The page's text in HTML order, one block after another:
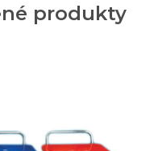
produkty